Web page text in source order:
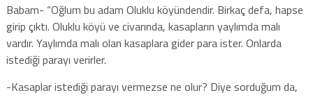
Babam- “Oğlum bu adam Oluklu köyündendir. Birkaç defa, hapse
girip çıktı. Oluklu köyü ve civarında, kasapların yaylımda malı
vardır. Yaylımda malı olan kasaplara gider para ister. Onlarda
istediği parayı verirler.
-Kasaplar istediği parayı vermezse ne olur? Diye sorduğum da,